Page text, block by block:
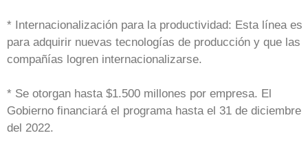
* Internacionalización para la productividad: Esta línea es
para adquirir nuevas tecnologías de producción y que las
compañías logren internacionalizarse.
* Se otorgan hasta $1.500 millones por empresa. El
Gobierno financiará el programa hasta el 31 de diciembre
del 2022.